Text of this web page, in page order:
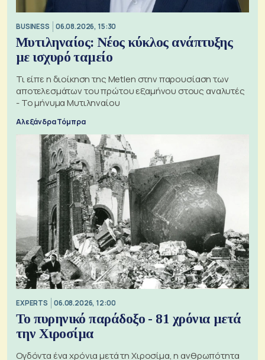
BUSINESS 06.08.2026, 15:30
Μυτιληναίος: Νέος κύκλος ανάπτυξης
με ισχυρό ταμείο
Τι είπε η διοίκηση της Metlen στην παρουσίαση των
αποτελεσμάτων του πρώτου εξαμήνου στους αναλυτές
- Το μήνυμα Μυτιληναίου
Αλεξάνδρα Τόμπρα
EXPERTS 06.08.2026, 12:00
Το πυρηνικό παράδοξο - 81 χρόνια μετά
την Χιροσίμα
Ογδόντα ένα χρόνια μετά τη Χιροσίμα, η ανθρωπότητα